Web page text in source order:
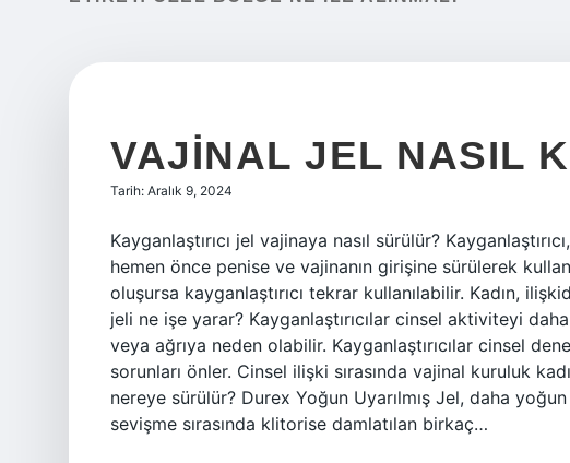
VAJINAL JEL NASIL
Tarih: Aralık 9, 2024
Kayganlaştırıcı jel vajinaya nasıl sürülür?
hemen önce penise ve vajinanın girişine sürülerek
oluşursa kayganlaştırıcı tekrar kullanılabilir. Kadın,
jeli ne işe yarar? Kayganlaştırıcılar cinsel aktiviteyi
veya ağrıya neden olabilir. Kayganlaştırıcılar cinsel
sorunları önler. Cinsel ilişki sırasında vajinal kuruluk
nereye sürülür? Durex Yoğun Uyarılmış Jel, daha
sevişme sırasında klitorise damlatılan birkaç…